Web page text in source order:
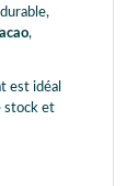
,
est idéal
stock et